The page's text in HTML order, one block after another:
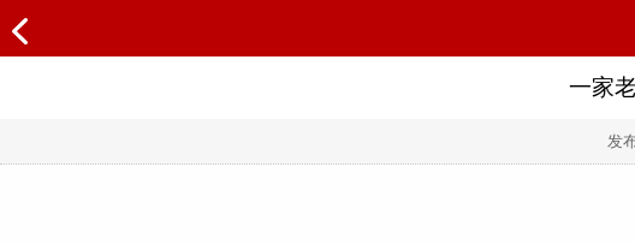
一家
发